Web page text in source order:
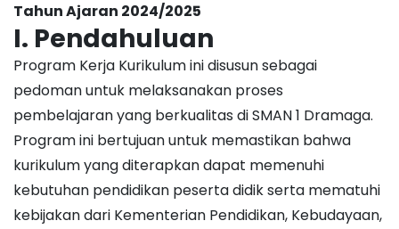
Tahun Ajaran 2024/2025
I. Pendahuluan
Program Kerja Kurikulum ini disusun sebagai
pedoman untuk melaksanakan proses
pembelajaran yang berkualitas di SMAN 1 Dramaga.
Program ini bertujuan untuk memastikan bahwa
kurikulum yang diterapkan dapat memenuhi
kebutuhan pendidikan peserta didik serta mematuhi
kebijakan dari Kementerian Pendidikan, Kebudayaan,